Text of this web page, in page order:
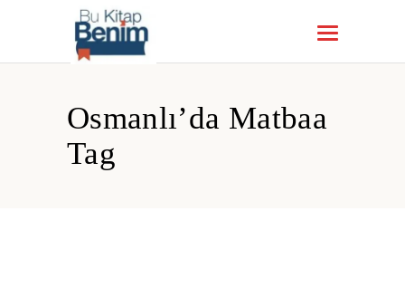
Osmanlı’da Matbaa
Tag